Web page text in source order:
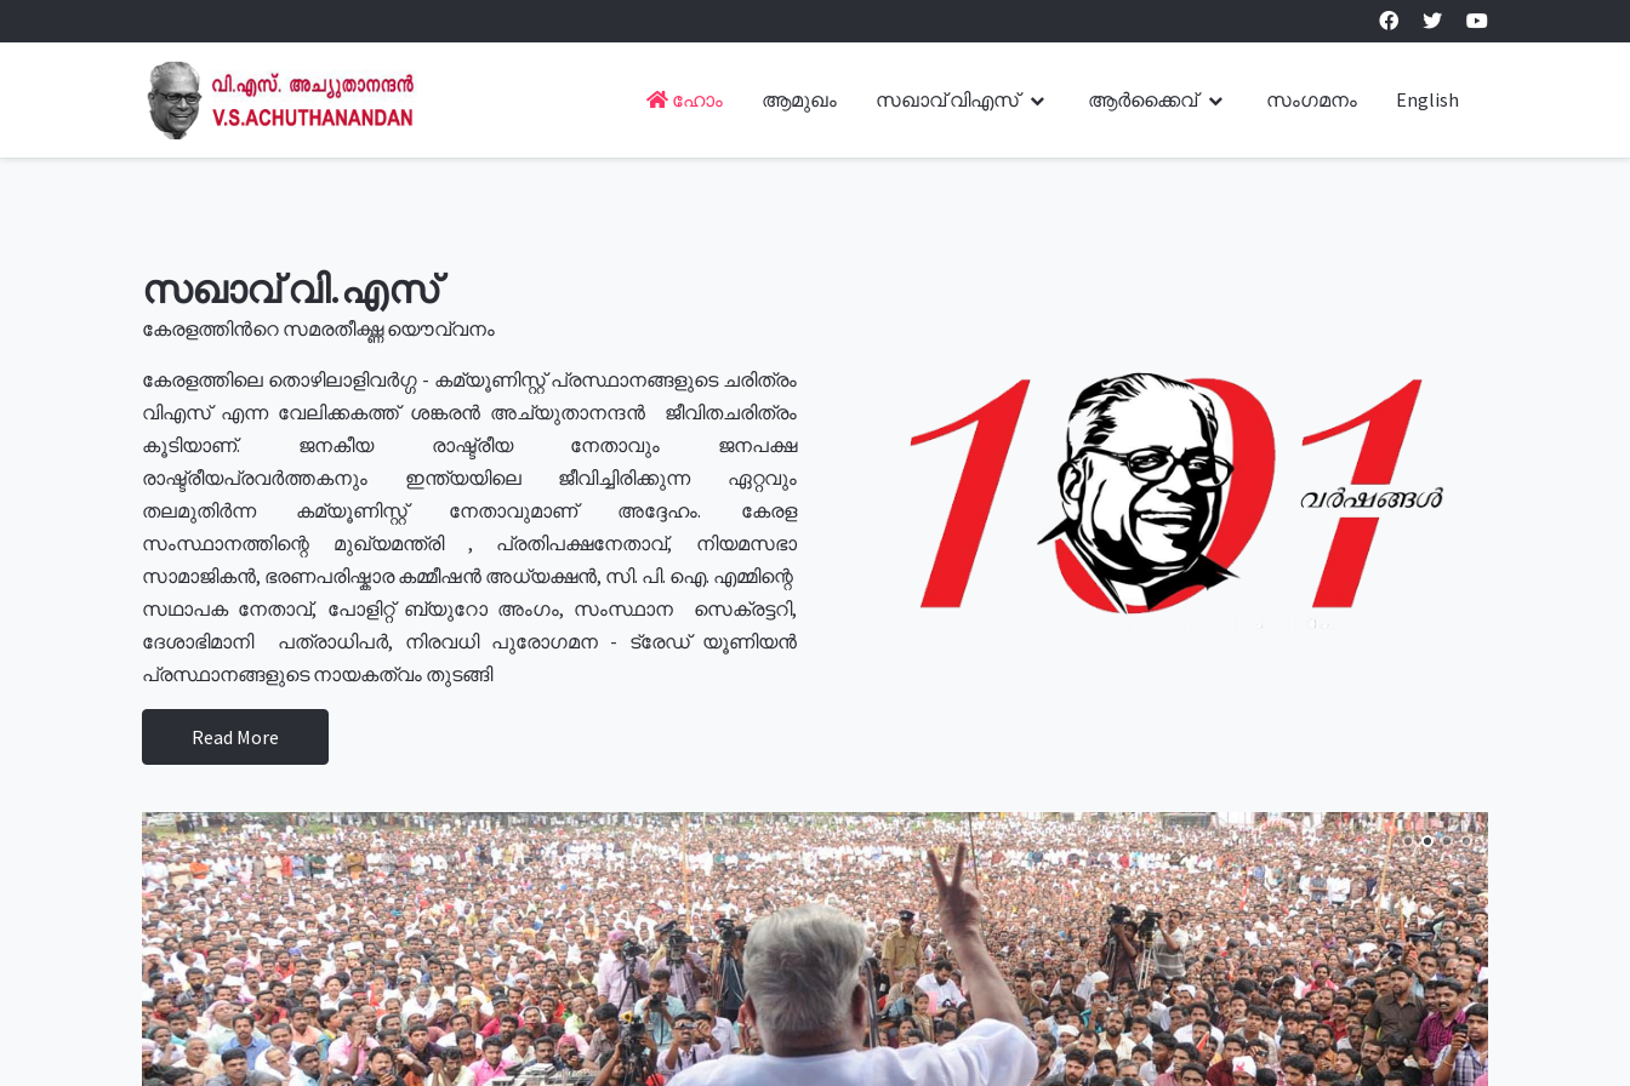
ഹോം ആമുഖം സഖാവ് വിഎസ് ആർക്കൈവ് സംഗമനം English
സഖാവ് വി.എസ്
കേരളത്തിൻറെ സമരതീക്ഷ്ണ യൌവ്വനം
കേരളത്തിലെ തൊഴിലാളിവർഗ്ഗ - കമ്യൂണിസ്റ്റ് പ്രസ്ഥാനങ്ങളുടെ ചരിത്രം
വിഎസ് എന്ന വേലിക്കകത്ത് ശങ്കരൻ അച്യുതാനന്ദൻ ജീവിതചരിത്രം
കൂടിയാണ്. ജനകീയ രാഷ്ട്രീയ നേതാവും ജനപക്ഷ
രാഷ്ട്രീയപ്രവർത്തകനും ഇന്ത്യയിലെ ജീവിച്ചിരിക്കുന്ന ഏറ്റവും
തലമുതിർന്ന കമ്യൂണിസ്റ്റ് നേതാവുമാണ് അദ്ദേഹം. കേരള
സംസ്ഥാനത്തിന്റെ മുഖ്യമന്ത്രി , പ്രതിപക്ഷനേതാവ്, നിയമസഭാ
സാമാജികൻ, ഭരണപരിഷ്കാര കമ്മീഷൻ അധ്യക്ഷൻ, സി. പി. ഐ. എമ്മിന്റെ
സഥാപക നേതാവ്, പോളിറ്റ് ബ്യുറോ അംഗം, സംസ്ഥാന സെക്രട്ടറി,
ദേശാഭിമാനി പത്രാധിപർ, നിരവധി പുരോഗമന - ട്രേഡ് യൂണിയൻ
പ്രസ്ഥാനങ്ങളുടെ നായകത്വം തുടങ്ങി
Read More